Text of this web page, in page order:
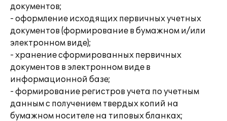
документов;
- оформление исходящих первичных учетных
документов (формирование в бумажном и/или
электронном виде);
- хранение сформированных первичных
документов в электронном виде в
информационной базе;
- формирование регистров учета по учетным
данным с получением твердых копий на
бумажном носителе на типовых бланках;